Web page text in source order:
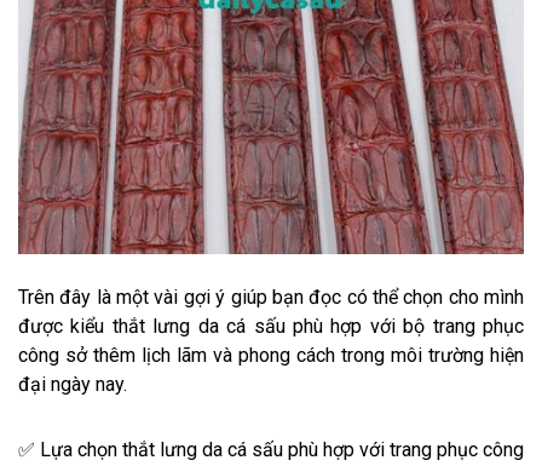
Trên đây là một vài gợi ý giúp bạn đọc có thể chọn cho mình
được kiểu thắt lưng da cá sấu phù hợp với bộ trang phục
công sở thêm lịch lãm và phong cách trong môi trường hiện
đại ngày nay.
✅ Lựa chọn thắt lưng da cá sấu phù hợp với trang phục công